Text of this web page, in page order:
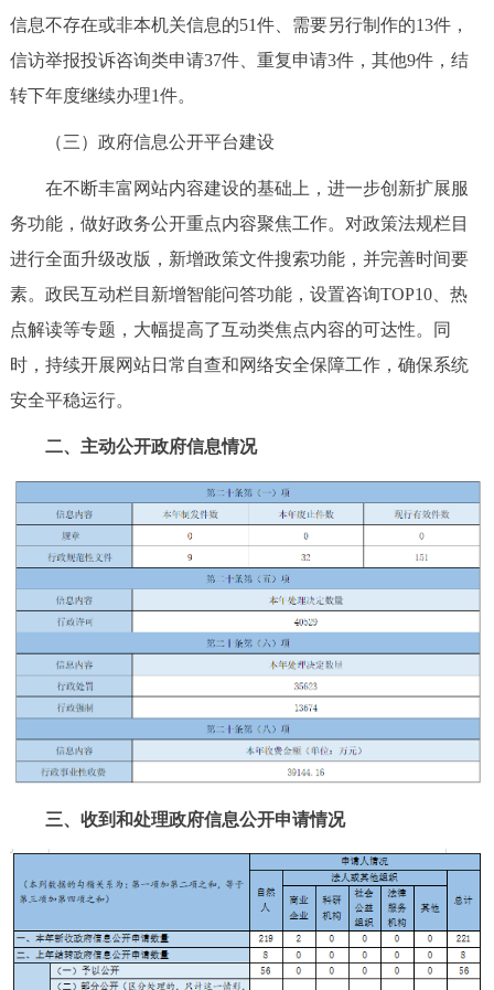
ITALIANO
信息不存在或非本机关信息的51件、需要另行制作的13件，
信访举报投诉咨询类申请37件、重复申请3件，其他9件，结
转下年度继续办理1件。
（三）政府信息公开平台建设
在不断丰富网站内容建设的基础上，进一步创新扩展服
务功能，做好政务公开重点内容聚焦工作。对政策法规栏目
进行全面升级改版，新增政策文件搜索功能，并完善时间要
素。政民互动栏目新增智能问答功能，设置咨询TOP10、热
点解读等专题，大幅提高了互动类焦点内容的可达性。同
时，持续开展网站日常自查和网络安全保障工作，确保系统
安全平稳运行。
二、主动公开政府信息情况
三、收到和处理政府信息公开申请情况